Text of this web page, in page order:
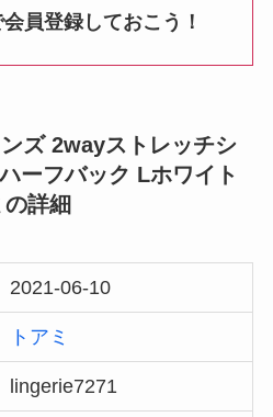
員登録しておこう！
ズ 2wayストレッチシ
ーフバック Lホワイト
詳細
2021-06-10
トアミ
lingerie7271